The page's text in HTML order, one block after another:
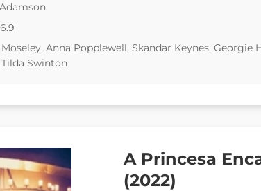
Anna Popplewell, Skandar Keynes, Georgie
Tilda Swinton
A Princesa
(2022)